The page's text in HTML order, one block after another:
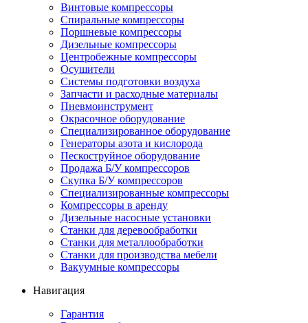
Винтовые компрессоры
Спиральные компрессоры
Поршневые компрессоры
Дизельные компрессоры
Центробежные компрессоры
Осушители
Системы подготовки воздуха
Запчасти и расходные материалы
Пневмоинструмент
Окрасочное оборудование
Специализированное оборудование
Генераторы азота и кислорода
Пескоструйное оборудование
Продажа Б/У компрессоров
Скупка Б/У компрессоров
Специализированные компрессоры
Компрессоры в аренду
Дизельные насосные установки
Станки для деревообработки
Станки для металлообработки
Станки для производства мебели
Вакуумные компрессоры
Навигация
Гарантия